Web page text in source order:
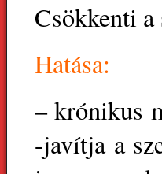
Csökkenti a
Hatása:
– krónikus
-javítja a